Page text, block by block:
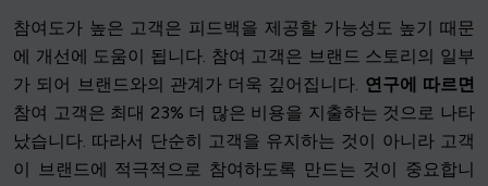
참여도가 높은 고객은 피드백을 제공할 가능성도 높기 때문
에 개선에 도움이 됩니다. 참여 고객은 브랜드 스토리의 일부
가 되어 브랜드와의 관계가 더욱 깊어집니다. 연구에 따르면
참여 고객은 최대 23% 더 많은 비용을 지출하는 것으로 나타
났습니다. 따라서 단순히 고객을 유지하는 것이 아니라 고객
이 브랜드에 적극적으로 참여하도록 만드는 것이 중요합니